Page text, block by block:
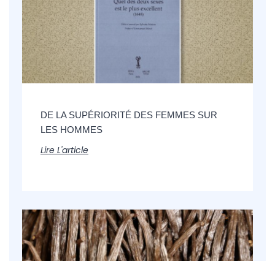
DE LA SUPÉRIORITÉ DES FEMMES SUR
LES HOMMES
Lire L'article